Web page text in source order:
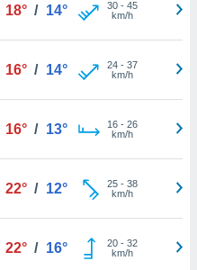
18° / 14° 30- 45
km/h
16° / 14° 24- 37
km/h
16° / 13° 16- 26
km/h
22° / 12° 25- 38
km/h
22° / 16° 20- 32
km/h